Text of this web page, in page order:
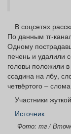
В соцсетях
По данным тг-
Одному
печень и удалили
головы положили
ссадина на лбу,
четвёртого –
Участники
Источник
Фото: тг /